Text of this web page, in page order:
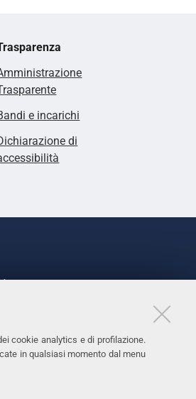
cookie analytics e di profilazione.
in qualsiasi momento dal menu
e incarichi
di